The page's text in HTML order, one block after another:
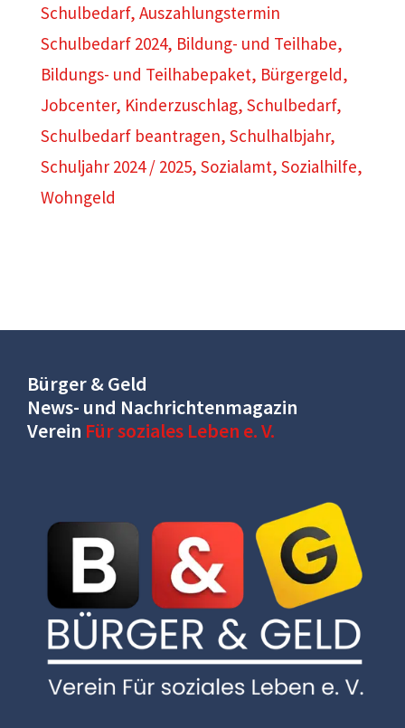
Schulbedarf, Auszahlungstermin
Schulbedarf 2024, Bildung- und Teilhabe,
Bildungs- und Teilhabepaket, Bürgergeld,
Jobcenter, Kinderzuschlag, Schulbedarf,
Schulbedarf beantragen, Schulhalbjahr,
Schuljahr 2024 / 2025, Sozialamt, Sozialhilfe,
Wohngeld
Bürger & Geld
News- und Nachrichtenmagazin
Verein Für soziales Leben e. V.